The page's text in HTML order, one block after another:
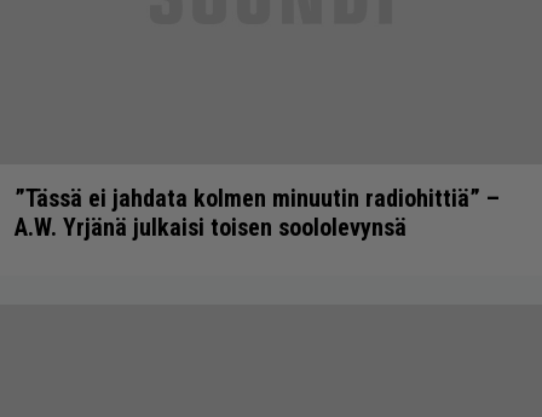
”Tässä ei jahdata kolmen minuutin radiohittiä” –
A.W. Yrjänä julkaisi toisen soololevynsä